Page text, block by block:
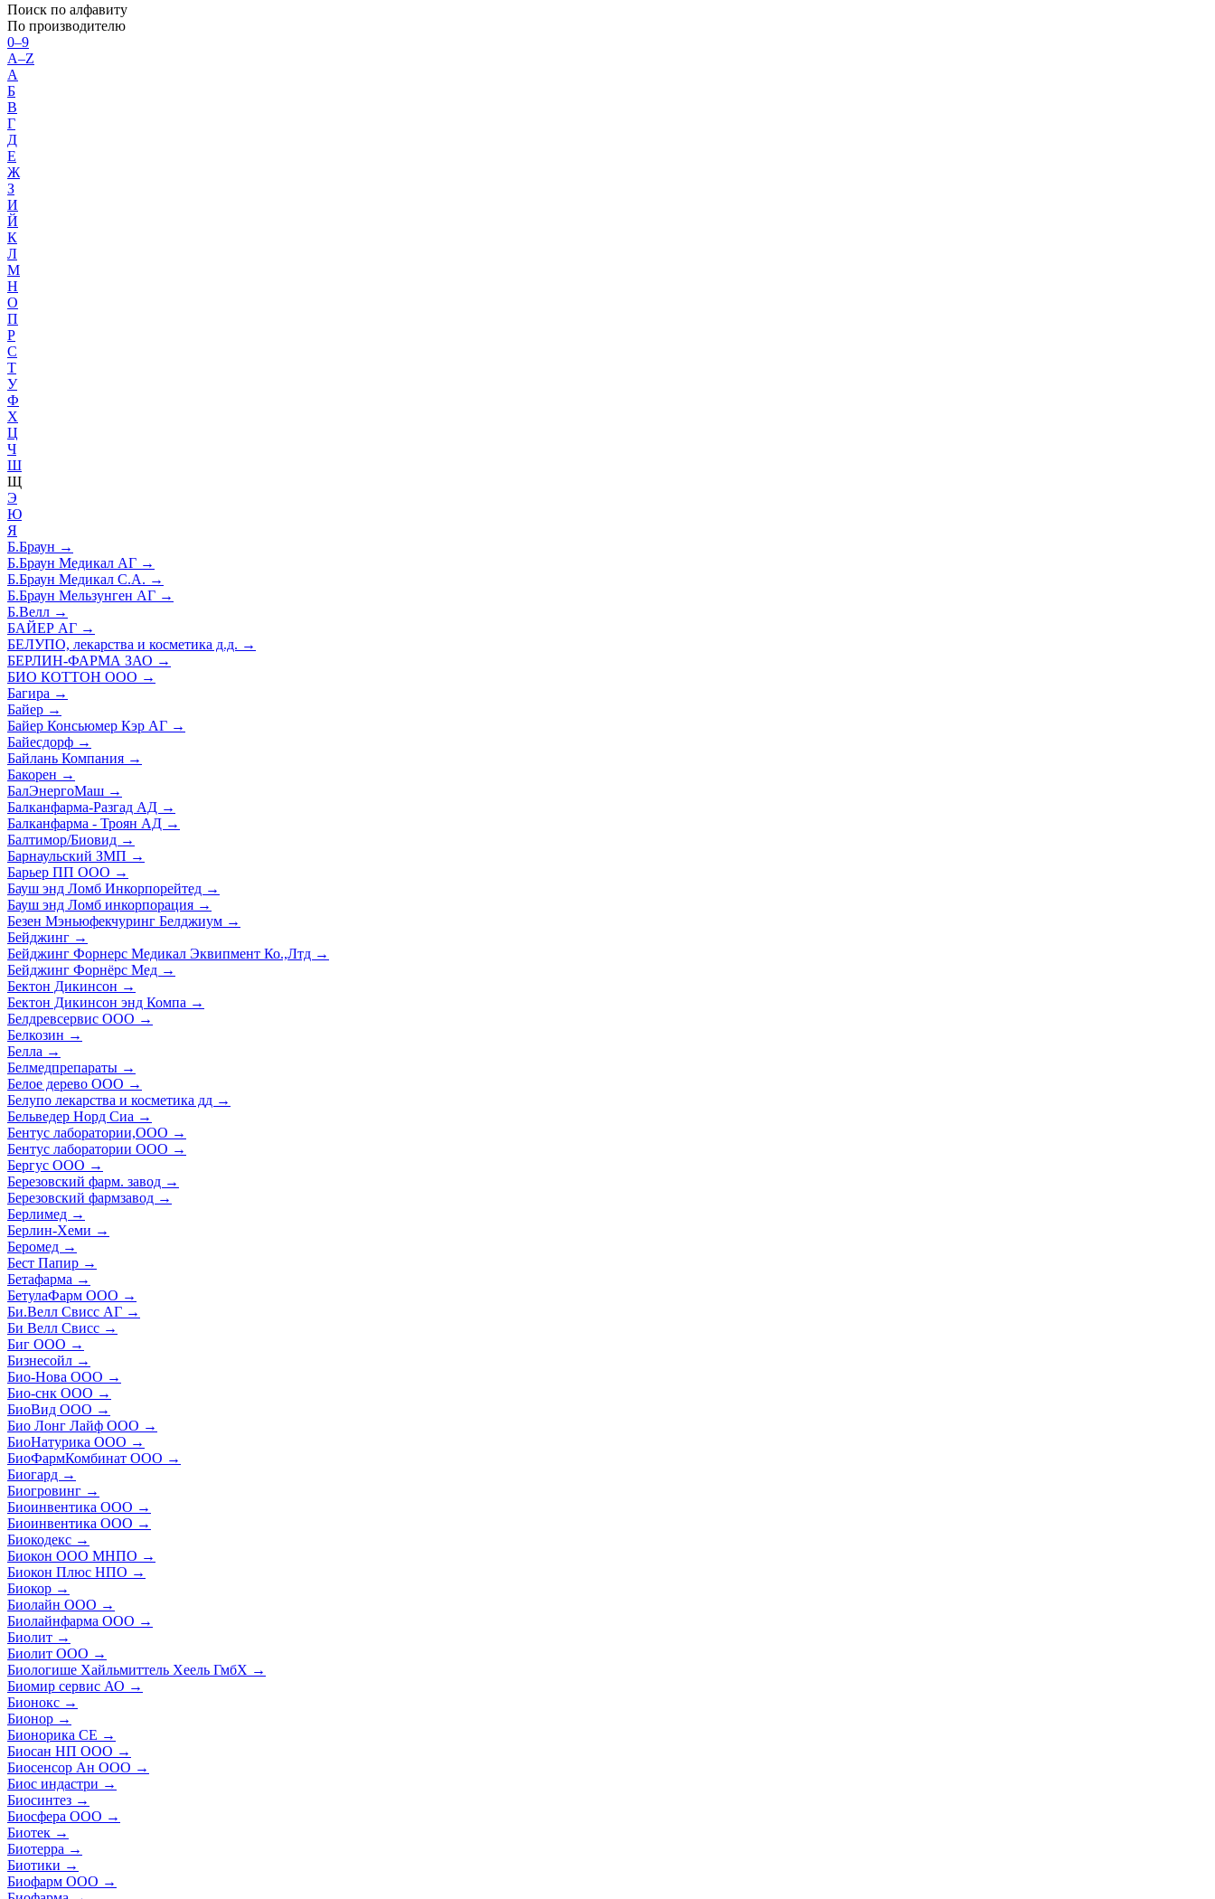
Поиск по алфавиту
По производителю
0–9
A–Z
А
Б
В
Г
Д
Е
Ж
З
И
Й
К
Л
М
Н
О
П
Р
С
Т
У
Ф
Х
Ц
Ч
Ш
Щ
Э
Ю
Я
Б.Браун →
Б.Браун Медикал АГ →
Б.Браун Медикал С.А. →
Б.Браун Мельзунген АГ →
Б.Велл →
БАЙЕР АГ →
БЕЛУПО, лекарства и косметика д.д. →
БЕРЛИН-ФАРМА ЗАО →
БИО КОТТОН ООО →
Багира →
Байер →
Байер Консьюмер Кэр АГ →
Байесдорф →
Байлань Компания →
Бакорен →
БалЭнергоМаш →
Балканфарма-Разгад АД →
Балканфарма - Троян АД →
Балтимор/Биовид →
Барнаульский ЗМП →
Барьер ПП ООО →
Бауш энд Ломб Инкорпорейтед →
Бауш энд Ломб инкорпорация →
Безен Мэньюфекчуринг Белджиум →
Бейджинг →
Бейджинг Форнерс Медикал Эквипмент Ко.,Лтд →
Бейджинг Форнёрс Мед →
Бектон Дикинсон →
Бектон Дикинсон энд Компа →
Белдревсервис ООО →
Белкозин →
Белла →
Белмедпрепараты →
Белое дерево ООО →
Белупо лекарства и косметика дд →
Бельведер Норд Сиа →
Бентус лаборатории,ООО →
Бентус лаборатории ООО →
Бергус ООО →
Березовский фарм. завод →
Березовский фармзавод →
Берлимед →
Берлин-Хеми →
Беромед →
Бест Папир →
Бетафарма →
БетулаФарм ООО →
Би.Велл Свисс АГ →
Би Велл Свисс →
Биг ООО →
Бизнесойл →
Био-Нова ООО →
Био-снк ООО →
БиоВид ООО →
Био Лонг Лайф ООО →
БиоНатурика ООО →
БиоФармКомбинат ООО →
Биогард →
Биогровинг →
Биоинвентика ООО →
Биоинвентика ООО →
Биокодекс →
Биокон ООО МНПО →
Биокон Плюс НПО →
Биокор →
Биолайн ООО →
Биолайнфарма ООО →
Биолит →
Биолит ООО →
Биологише Хайльмиттель Хеель ГмбХ →
Биомир сервис АО →
Бионокс →
Бионор →
Бионорика СЕ →
Биосан НП ООО →
Биосенсор Ан ООО →
Биос индастри →
Биосинтез →
Биосфера ООО →
Биотек →
Биотерра →
Биотики →
Биофарм ООО →